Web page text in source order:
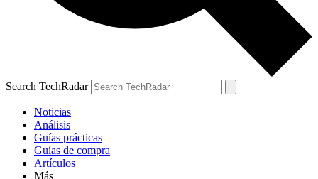
Search TechRadar
Noticias
Análisis
Guías prácticas
Guías de compra
Artículos
Más